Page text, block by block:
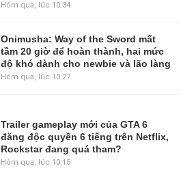
Hôm qua, lúc 10:34
Onimusha: Way of the Sword mất
tầm 20 giờ để hoàn thành, hai mức
độ khó dành cho newbie và lão làng
Hôm qua, lúc 10:27
Trailer gameplay mới của GTA 6
đăng độc quyền 6 tiếng trên Netflix,
Rockstar đang quá tham?
Hôm qua, lúc 10:15